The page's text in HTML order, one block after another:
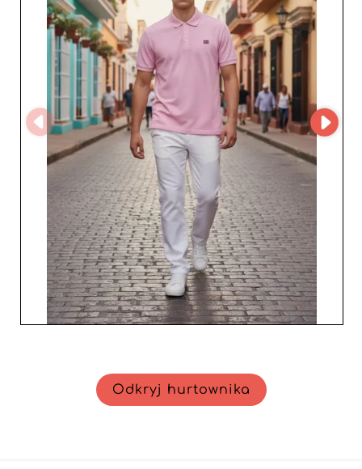
porter dzięki kolekcji dopasowanej do obecnych trendów
i jutrzejszych możliwości.
Odkryj hurtownika